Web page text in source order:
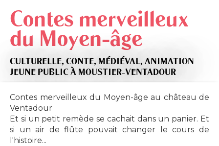
Contes merveilleux
du Moyen-âge
CULTURELLE, CONTE, MÉDIÉVAL, ANIMATION
JEUNE PUBLIC À MOUSTIER-VENTADOUR
Contes merveilleux du Moyen-âge au château de
Ventadour
Et si un petit remède se cachait dans un panier. Et
si un air de flûte pouvait changer le cours de
l'histoire...